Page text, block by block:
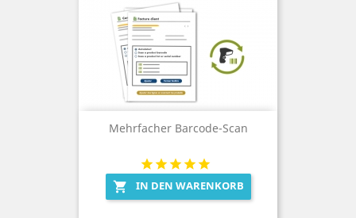
Mehrfacher Barcode-Scan
 IN DEN WARENKORB